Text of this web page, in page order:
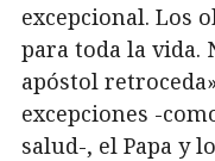
excepcional. Los
para toda la vida.
apóstol
excepciones -
salud-, el Papa y